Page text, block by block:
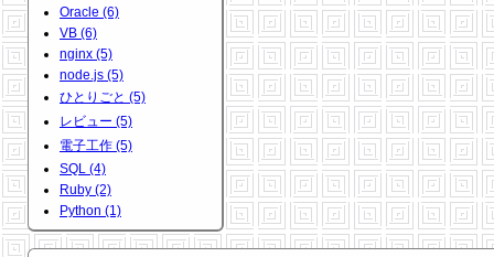
Oracle (6)
VB (6)
nginx (5)
node.js (5)
ひとりごと (5)
レビュー (5)
電子工作 (5)
SQL (4)
Ruby (2)
Python (1)